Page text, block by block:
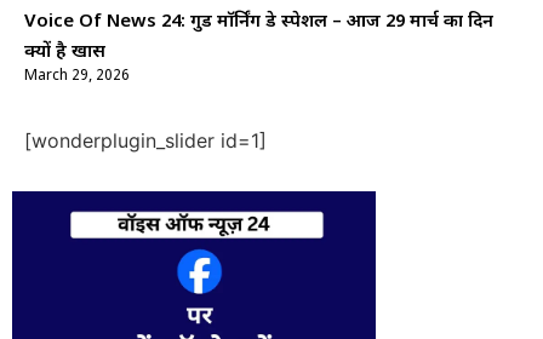
Voice Of News 24: गुड माॅर्निंग डे स्पेशल – आज 29 मार्च का दिन
क्यों है खास
March 29, 2026
[wonderplugin_slider id=1]